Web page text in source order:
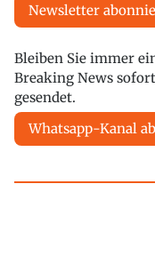
Newsletter
Bleiben Sie immer
Breaking News
gesendet.
Whatsapp-Kanal